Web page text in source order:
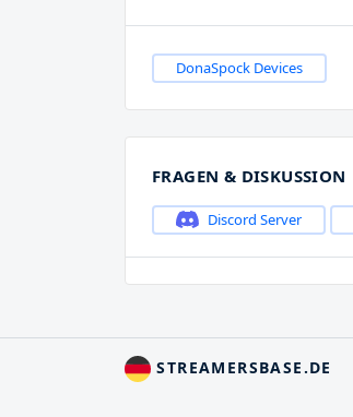
DonaSpock Devices
FRAGEN & DISKUSSION
Discord Server
STREAMERSBASE.DE